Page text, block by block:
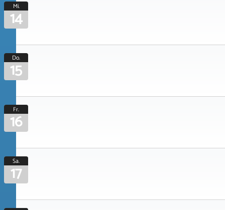
Mi.
14
Do.
15
Fr.
16
Sa.
17